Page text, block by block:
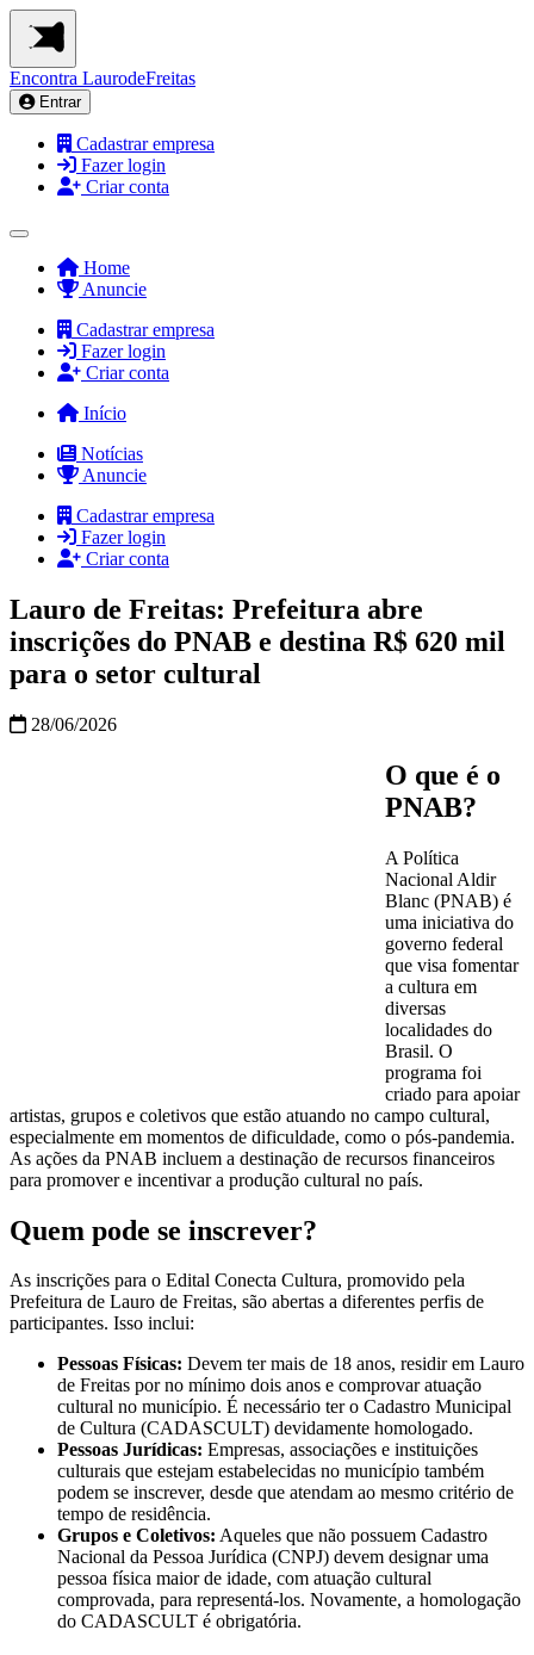
Encontra LaurodeFreitas
Entrar
Cadastrar empresa
Fazer login
Criar conta
Home
Anuncie
Cadastrar empresa
Fazer login
Criar conta
Início
Notícias
Anuncie
Cadastrar empresa
Fazer login
Criar conta
Lauro de Freitas: Prefeitura abre
inscrições do PNAB e destina R$ 620 mil
para o setor cultural
28/06/2026
O que é o
PNAB?
A Política
Nacional Aldir
Blanc (PNAB) é
uma iniciativa do
governo federal
que visa fomentar
a cultura em
diversas
localidades do
Brasil. O
programa foi
criado para apoiar
artistas, grupos e coletivos que estão atuando no campo cultural,
especialmente em momentos de dificuldade, como o pós-pandemia.
As ações da PNAB incluem a destinação de recursos financeiros
para promover e incentivar a produção cultural no país.
Quem pode se inscrever?
As inscrições para o Edital Conecta Cultura, promovido pela
Prefeitura de Lauro de Freitas, são abertas a diferentes perfis de
participantes. Isso inclui:
Pessoas Físicas: Devem ter mais de 18 anos, residir em Lauro
de Freitas por no mínimo dois anos e comprovar atuação
cultural no município. É necessário ter o Cadastro Municipal
de Cultura (CADASCULT) devidamente homologado.
Pessoas Jurídicas: Empresas, associações e instituições
culturais que estejam estabelecidas no município também
podem se inscrever, desde que atendam ao mesmo critério de
tempo de residência.
Grupos e Coletivos: Aqueles que não possuem Cadastro
Nacional da Pessoa Jurídica (CNPJ) devem designar uma
pessoa física maior de idade, com atuação cultural
comprovada, para representá-los. Novamente, a homologação
do CADASCULT é obrigatória.